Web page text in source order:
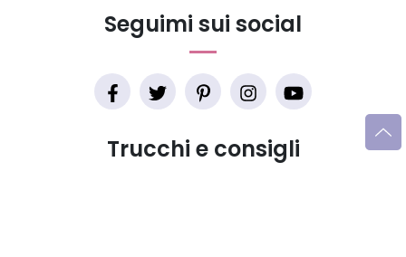
Trucchi e consigli
Seguimi sui social